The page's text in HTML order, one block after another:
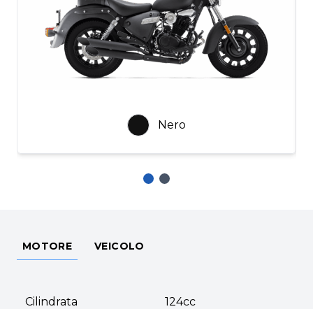
Nero
MOTORE VEICOLO
Cilindrata 124cc